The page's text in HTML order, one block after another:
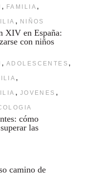
, FAMILIA ,
, NIÑOS
XIV en España:
con niños
, ADOLESCENTES ,
,
, JOVENES ,
cómo
las
camino de